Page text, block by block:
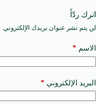
اترك ردّاً
لن يتم نشر عنوان بريدك الإلكتروني.
الاسم *
البريد الإلكتروني *
A
t
e
a
t
i